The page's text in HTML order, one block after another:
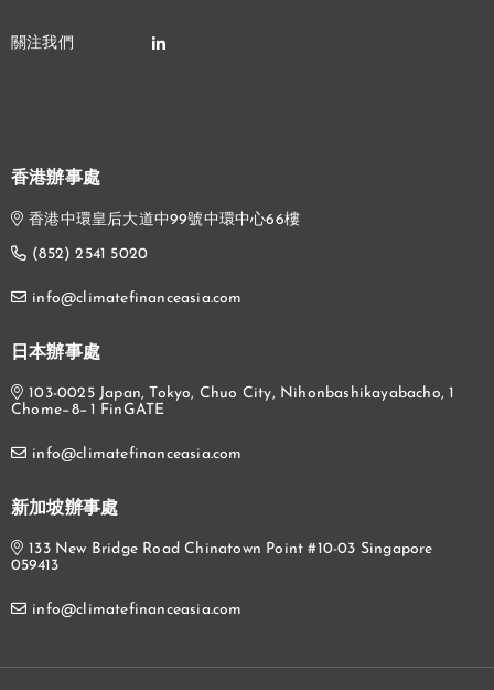
香港辦事處
香港中環皇后大道中99號中環中心66樓
(852) 2541 5020
info@climatefinanceasia.com
日本辦事處
103-0025 Japan, Tokyo, Chuo City, Nihonbashikayabacho, 1
Chome−8−1 FinGATE
info@climatefinanceasia.com
新加坡辦事處
133 New Bridge Road Chinatown Point #10-03 Singapore
059413
info@climatefinanceasia.com